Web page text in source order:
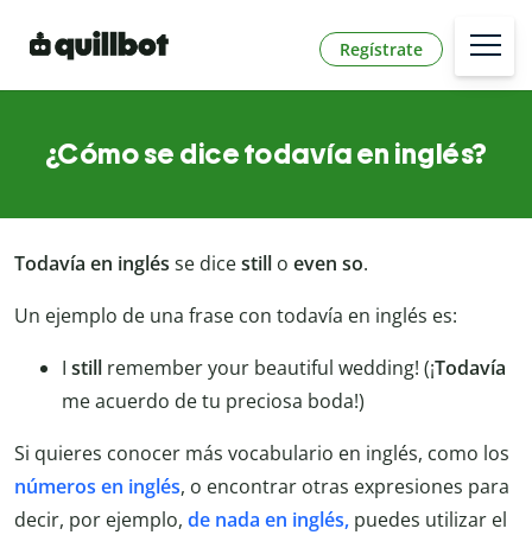
Regístrate
¿Cómo se dice todavía en inglés?
Todavía en inglés se dicestill o even so.
Un ejemplo de una frase con todavía en inglés es:
I still remember your beautiful wedding! (¡Todavía
me acuerdo de tu preciosa boda!)
Si quieres conocer más vocabulario en inglés, como los
números en inglés, o encontrar otras expresiones para
decir, por ejemplo, de nada en inglés, puedes utilizar el